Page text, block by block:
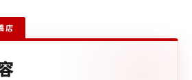
店